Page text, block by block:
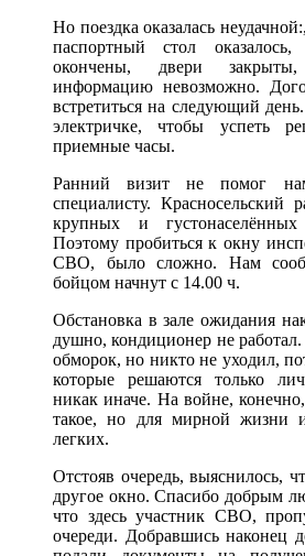
Но поездка оказалась
паспортный стол
окончены, двери
информацию невозможно.
встретиться на следующий
электричке, чтобы успеть
приемные часы.
Ранний визит не помог
специалисту.
крупных и
Поэтому пробиться к окну
СВО, было сложно. Нам
бойцом начнут с 14.00 ч.
Обстановка в зале ожидания
душно, кондиционер не
обморок, но никто не уходил,
которые решаются только
никак иначе. На войне,
такое, но для мирной жизни
легких.
Отстояв очередь, выяснилось,
другое окно. Спасибо добрым
что здесь участник СВО,
очереди. Добравшись наконец